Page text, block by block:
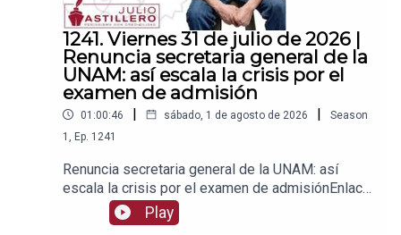
1241. Viernes 31 de julio de 2026 |
Renuncia secretaria general de la
UNAM: así escala la crisis por el
examen de admisión
01:00:46 | sábado, 1 de agosto de 2026 |
Season
1 , Ep. 1241
Renuncia secretaria general de la UNAM: así
escala la crisis por el examen de admisiónEnlace
para apoyar vía
Patreon:https://www.patreon.com/julioastilleroEnl
Play